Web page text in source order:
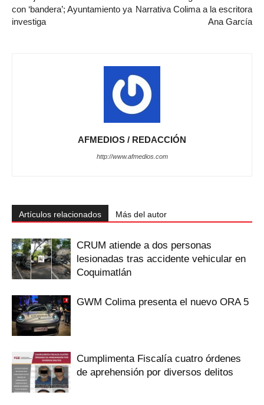
con ‘bandera’; Ayuntamiento ya
investiga
Narrativa Colima a la escritora
Ana García
AFMEDIOS / REDACCIÓN
http://www.afmedios.com
Artículos relacionados Más del autor
CRUM atiende a dos personas
lesionadas tras accidente vehicular en
Coquimatlán
GWM Colima presenta el nuevo ORA 5
Cumplimenta Fiscalía cuatro órdenes
de aprehensión por diversos delitos